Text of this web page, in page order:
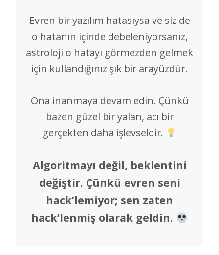
Evren bir yazılım hatasıysa ve siz de
o hatanın içinde debeleniyorsanız,
astroloji o hatayı görmezden gelmek
için kullandığınız şık bir arayüzdür.
Ona inanmaya devam edin. Çünkü
bazen güzel bir yalan, acı bir
gerçekten daha işlevseldir.
Algoritmayı değil, beklentini
değiştir. Çünkü evren seni
hack’lemiyor; sen zaten
hack’lenmiş olarak geldin.